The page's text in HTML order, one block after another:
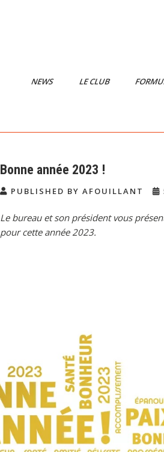
NEWS LE CLUB
Bonne année 2023 !
PUBLISHED BY AFOUILLANT
Le bureau et son président vous
pour cette année 2023.